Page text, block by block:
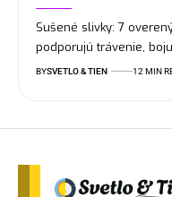
Sušené slivky: 7
podporujú trávenie,
BYSVETLO & TIEN 12 MIN